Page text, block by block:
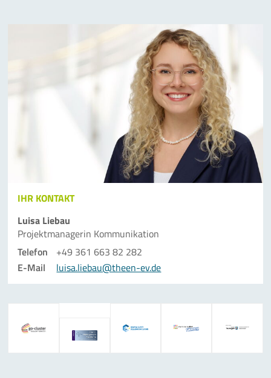
IHR KONTAKT
Luisa Liebau
Projektmanagerin Kommunikation
Telefon
+49 361 663 82 282
E-Mail
luisa.liebau@theen-ev.de